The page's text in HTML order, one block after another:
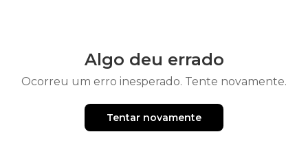
Algo deu errado
Ocorreu um erro inesperado. Tente novamente.
Tentar novamente